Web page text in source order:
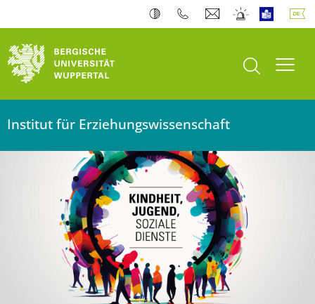
Suche öffnen
Institut für Erziehungswissenschaft